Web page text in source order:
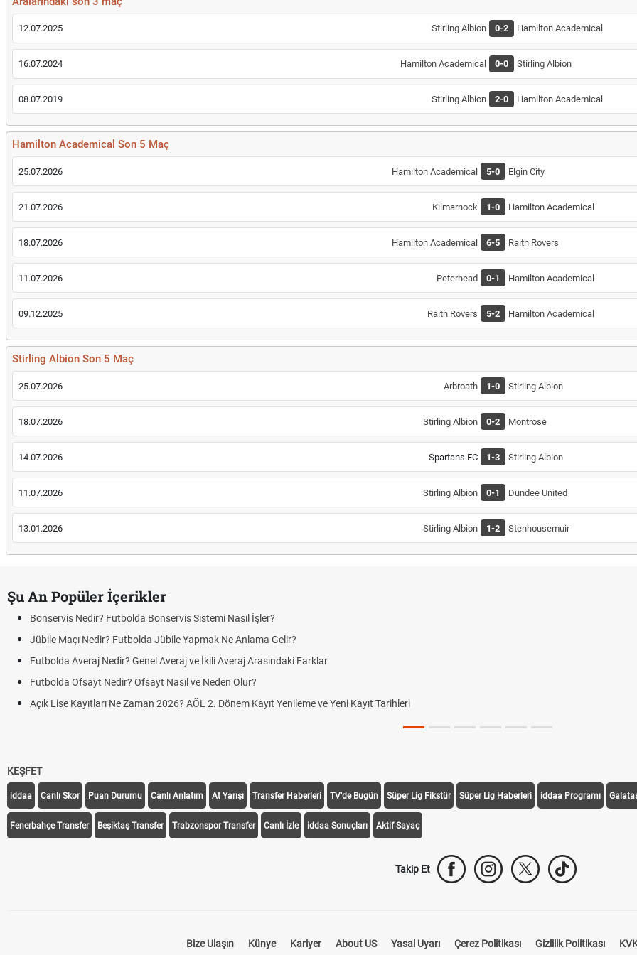
12.07.2025 Stirling Albion 0-2 Hamilton Academical
16.07.2024 Hamilton Academical 0-0 Stirling Albion
08.07.2019 Stirling Albion 2-0 Hamilton Academical
Hamilton Academical Son 5 Maç
25.07.2026 Hamilton Academical 5-0 Elgin City
21.07.2026 Kilmarnock 1-0 Hamilton Academical
18.07.2026 Hamilton Academical 6-5 Raith Rovers
11.07.2026 Peterhead 0-1 Hamilton Academical
09.12.2025 Raith Rovers 5-2 Hamilton Academical
Stirling Albion Son 5 Maç
25.07.2026 Arbroath 1-0 Stirling Albion
18.07.2026 Stirling Albion 0-2 Montrose
14.07.2026 Spartans FC 1-3 Stirling Albion
11.07.2026 Stirling Albion 0-1 Dundee United
13.01.2026 Stirling Albion 1-2 Stenhousemuir
Şu An Popüler İçerikler
Bonservis Nedir? Futbolda Bonservis Sistemi Nasıl İşler?
Jübile Maçı Nedir? Futbolda Jübile Yapmak Ne Anlama Gelir?
Futbolda Averaj Nedir? Genel Averaj ve İkili Averaj Arasındaki Farklar
Futbolda Ofsayt Nedir? Ofsayt Nasıl ve Neden Olur?
Açık Lise Kayıtları Ne Zaman 2026? AÖL 2. Dönem Kayıt Yenileme ve Yeni Kayıt Tarihleri
KEŞFET
iddaa Canlı Skor Puan Durumu Canlı Anlatım At Yarışı Transfer Haberleri TV'de Bugün Süper Lig Fikstür Süper Lig Haberleri iddaa Programı
Fenerbahçe Transfer Beşiktaş Transfer Trabzonspor Transfer Canlı İzle iddaa Sonuçları Aktif Sayaç
Takip Et
Bize Ulaşın Künye Kariyer About US Yasal Uyarı Çerez Politikası Gizlilik Politikası